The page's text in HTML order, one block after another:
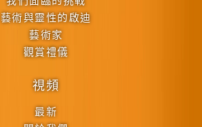
藝術與靈性的啟迪
藝術家
觀賞禮儀
視頻
最新